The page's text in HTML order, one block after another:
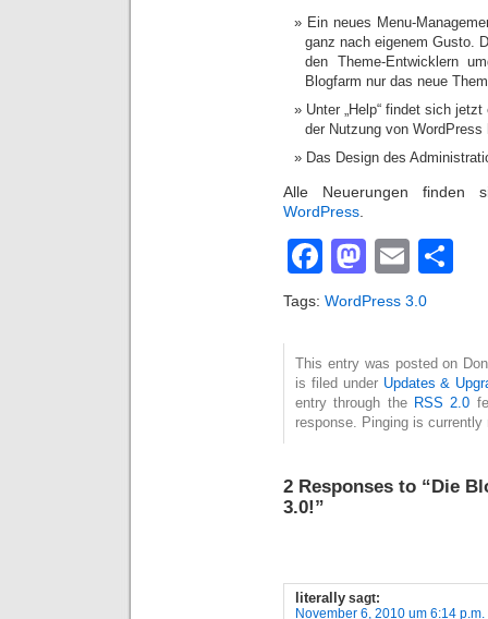
Ein neues Menu-
ganz nach eigenem Gusto.
den Theme-Entwicklern
Blogfarm nur das neue
Unter „Help“ findet sich
der Nutzung von WordPress
Das Design des
Alle Neuerungen
WordPress
Facebook
Tags: WordPress 3.0
This entry was posted on
is filed under Updates &
entry through the RSS 2.0
response. Pinging is currently
2 Responses to “Die
3.0!”
literally sagt:
November 6, 2010 um 6:14 p.m.